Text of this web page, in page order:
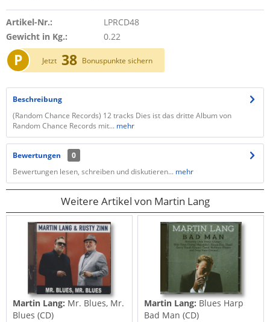
Artikel-Nr.:
LPRCD48
Gewicht in Kg.:
0.22
P Jetzt 38 Bonuspunkte sichern
Beschreibung
(Random Chance Records) 12 tracks Dies ist das dritte Album von
Random Chance Records mit... mehr
Bewertungen
0
Bewertungen lesen, schreiben und diskutieren... mehr
Weitere Artikel von Martin Lang
Martin Lang: Mr. Blues, Mr.
Blues (CD)
Martin Lang: Blues Harp
Bad Man (CD)